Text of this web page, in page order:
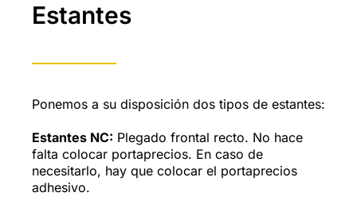
Estantes
Ponemos a su disposición dos tipos de estantes:
Estantes NC: Plegado frontal recto. No hace
falta colocar portaprecios. En caso de
necesitarlo, hay que colocar el portaprecios
adhesivo.